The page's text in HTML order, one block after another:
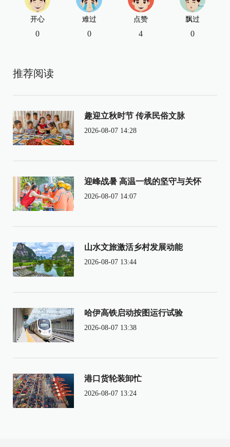
开心
0
难过
0
点赞
4
飘过
0
推荐阅读
趣迎立秋时节 传承民俗文脉
2026-08-07 14:28
迎峰战暑 高温一线的坚守与关怀
2026-08-07 14:07
山水文旅激活乡村发展动能
2026-08-07 13:44
哈伊高铁启动按图运行试验
2026-08-07 13:38
港口货轮装卸忙
2026-08-07 13:24